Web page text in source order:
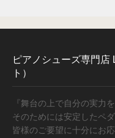
ピアノシューズ専門店
ト）
『舞台の上で自分の実力
そのためには安定したペ
皆様のご要望に十分にお